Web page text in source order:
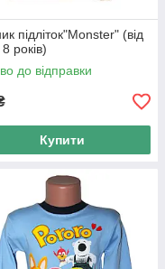
Primax 20%
дитячий для
хлопчика
підліток"Monster" (від
років)
до відправки
Купити